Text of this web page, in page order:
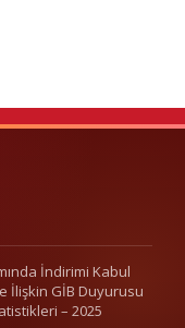
İndirimi Kabul
İlişkin GİB Duyurusu
– 2025